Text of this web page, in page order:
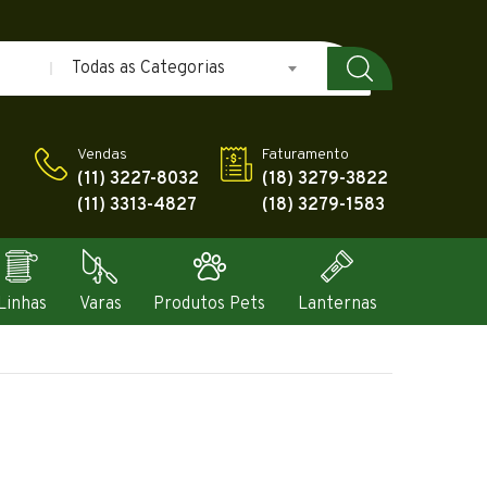
Todas as Categorias
Vendas
(11) 3227-8032
(11) 3313-4827
Faturamento
(18) 3279-3822
(18) 3279-1583
Varas Produtos Pets Lanternas